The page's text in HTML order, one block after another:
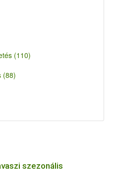
(110)
(88)
szezonális